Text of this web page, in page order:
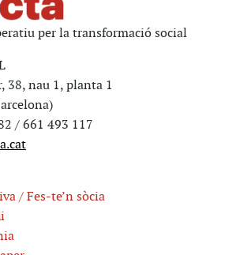
per la transformació social
38, nau 1, planta 1
/ 661 493 117
/ Fes-te’n sòcia